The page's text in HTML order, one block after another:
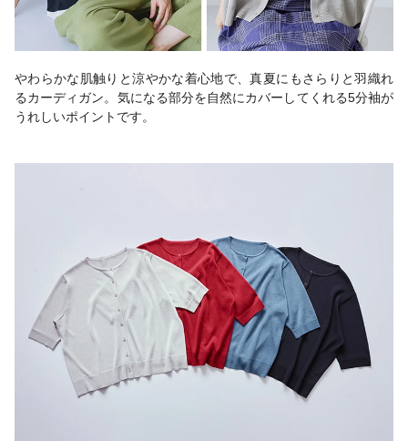
やわらかな肌触りと涼やかな着心地で、真夏にもさらりと羽織れ
るカーディガン。気になる部分を自然にカバーしてくれる5分袖が
うれしいポイントです。